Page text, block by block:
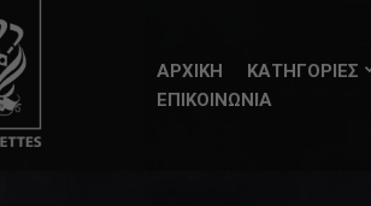
ΑΡΧΙΚΗ ΚΑΤΗΓΟΡΙΕΣ
ΕΠΙΚΟΙΝΩΝΙΑ